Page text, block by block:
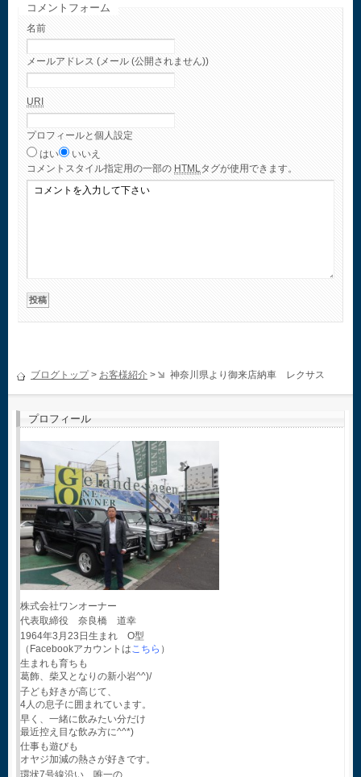
コメントフォーム
名前
メールアドレス (メール (公開されません))
URI
プロフィールと個人設定
はい
いいえ
コメント スタイル指定用の一部の HTMLタグが使用できます。
ブログトップ> お客様紹介 > 神奈川県より御来店納車 レクサス
プロフィール
株式会社ワンオーナー
代表取締役 奈良橋 道幸
1964年3月23日生まれ O型
（Facebookアカウントはこちら ）
生まれも育ちも
葛飾、柴又となりの新小岩^^)/
子ども好きが高じて、
4人の息子に囲まれています。
早く、一緒に飲みたい分だけ
最近控え目な飲み方に^^*)
仕事も遊びも
オヤジ加減の熱さが好きです。
環状7号線沿い、唯一の